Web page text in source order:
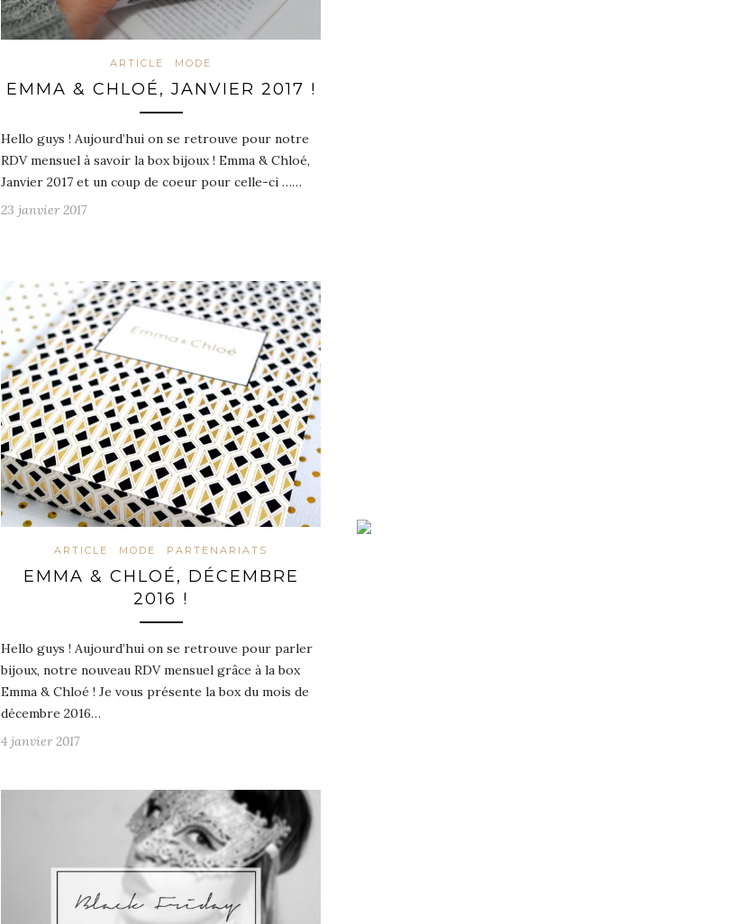
ARTICLE MODE
EMMA & CHLOÉ, JANVIER 2017 !
Hello guys ! Aujourd’hui on se retrouve pour notre
RDV mensuel à savoir la box bijoux ! Emma & Chloé,
Janvier 2017 et un coup de coeur pour celle-ci ……
23 janvier 2017
ARTICLE MODE PARTENARIATS
EMMA & CHLOÉ, DÉCEMBRE
2016 !
Hello guys ! Aujourd’hui on se retrouve pour parler
bijoux, notre nouveau RDV mensuel grâce à la box
Emma & Chloé ! Je vous présente la box du mois de
décembre 2016…
4 janvier 2017